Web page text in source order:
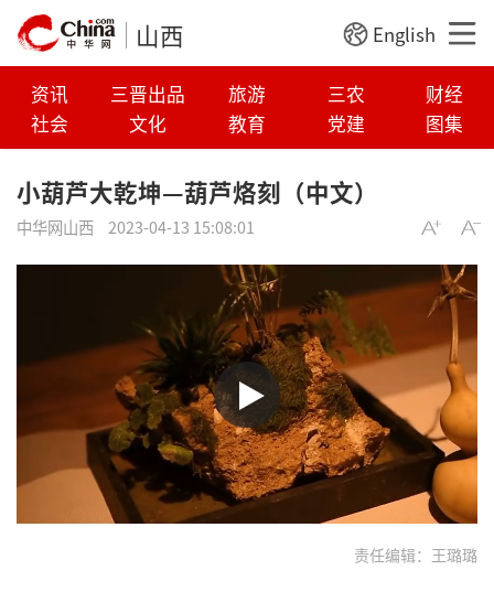
山西 English
资讯 三晋出品 旅游 三农
财经
社会
文化 教育 党建 图集
小葫芦大乾坤—葫芦烙刻（中文）
中华网山西 2023-04-13 15:08:01
责任编辑：王璐璐